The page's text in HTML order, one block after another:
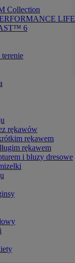
Collection
LIFE
6
rękawów
rękawem
rękawem
i bluzy dresowe